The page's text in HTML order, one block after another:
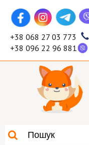
+38 068 27 03 773
+38 096 22 96 881